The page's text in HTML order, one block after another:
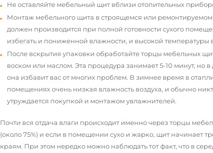
Не оставляйте мебельный щит вблизи отопительных
Монтаж мебельного щита в строящемся или
должен производится при полной готовности сухого
избегать и пониженной влажности, и высокой
После вскрытия упаковки обработайте торцы мебельных
воском или маслом. Эта процедура занимает 5-10 минут, но
она избавит вас от многих проблем. В зимнее время в
помещениях очень низкая влажность воздуха, и обычно
утруждается покупкой и монтажом увлажнителей.
Почти вся отдача влаги происходит именно через торцы
(около 75%) и если в помещении сухо и жарко, щит начинает
краям. При этом нередко можно наблюдать тот факт, что в